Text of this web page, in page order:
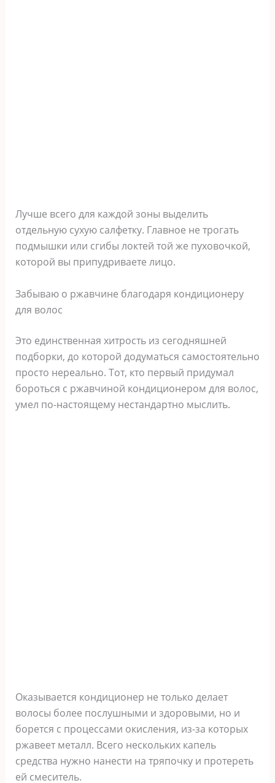
Лучше всего для каждой зоны выделить
отдельную сухую салфетку. Главное не трогать
подмышки или сгибы локтей той же пуховочкой,
которой вы припудриваете лицо.
Забываю о ржавчине благодаря кондиционеру
для волос
Это единственная хитрость из сегодняшней
подборки, до которой додуматься самостоятельно
просто нереально. Тот, кто первый придумал
бороться с ржавчиной кондиционером для волос,
умел по-настоящему нестандартно мыслить.
Оказывается кондиционер не только делает
волосы более послушными и здоровыми, но и
борется с процессами окисления, из-за которых
ржавеет металл. Всего нескольких капель
средства нужно нанести на тряпочку и протереть
ей смеситель.